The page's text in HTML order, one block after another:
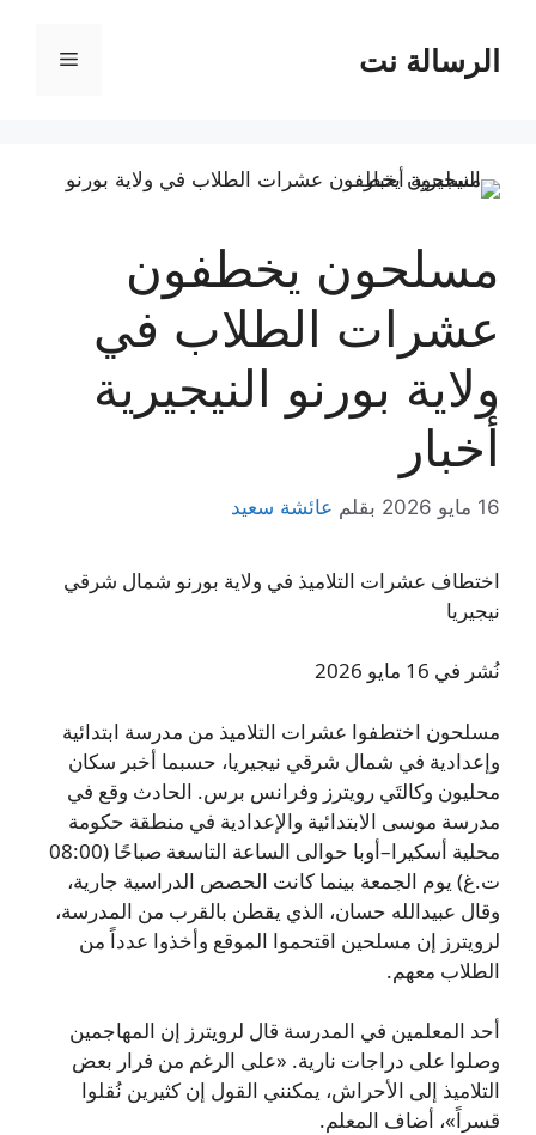
المحتوىالرسالة نت القائمة
مسلحون يخطفون
عشرات الطلاب في
ولاية بورنو النيجيرية
أخبار
16 مايو 2026 بقلم عائشة سعيد
اختطاف عشرات التلاميذ في ولاية بورنو شمال شرقي
نيجيريا
نُشر في 16 مايو 2026
مسلحون اختطفوا عشرات التلاميذ من مدرسة ابتدائية
وإعدادية في شمال شرقي نيجيريا، حسبما أخبر سكان
محليون وكالتَي رويترز وفرانس برس. الحادث وقع في
مدرسة موسى الابتدائية والإعدادية في منطقة حكومة
محلية أسكيرا–أوبا حوالى الساعة التاسعة صباحًا (08:00
ت.غ) يوم الجمعة بينما كانت الحصص الدراسية جارية،
وقال عبيدالله حسان، الذي يقطن بالقرب من المدرسة،
لرويترز إن مسلحين اقتحموا الموقع وأخذوا عدداً من
الطلاب معهم.
أحد المعلمين في المدرسة قال لرويترز إن المهاجمين
وصلوا على دراجات نارية. «على الرغم من فرار بعض
التلاميذ إلى الأحراش، يمكنني القول إن كثيرين نُقلوا
قسراً»، أضاف المعلم.